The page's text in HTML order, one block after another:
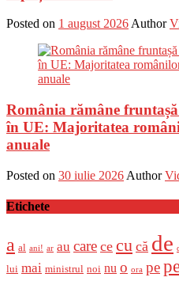
Posted on 1 august 2026 Author
România rămâne
în UE: Majoritatea
anuale
Posted on 30 iulie 2026 Author
Etichete
a al ani! ar au care ce cu că de
lui mai ministrul noi nu o ora pe